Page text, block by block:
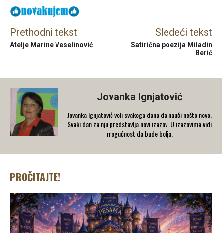
Prethodni tekst
Atelje Marine Veselinović
Sledeći tekst
Satirična poezija Miladin
Berić
Jovanka Ignjatović
Jovanka Ignjatović voli svakoga dana da nauči nešto novo.
Svaki dan za nju predstavlja novi izazov. U izazovima vidi
mogućnost da bude bolja.
PROČITAJTE!